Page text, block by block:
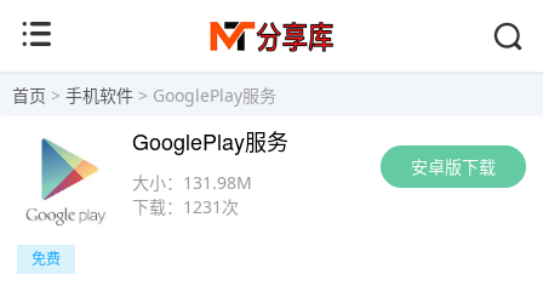
首页 > 手机软件 > GooglePlay服务
安卓版下载
大小： 131.98M
下载： 1231次
GooglePlay服务
免费